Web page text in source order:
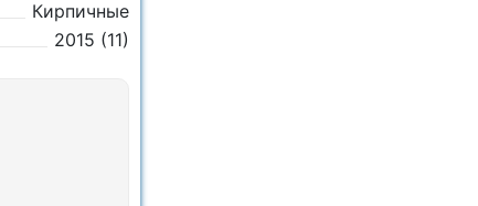
Кирпичные
2015 (11)